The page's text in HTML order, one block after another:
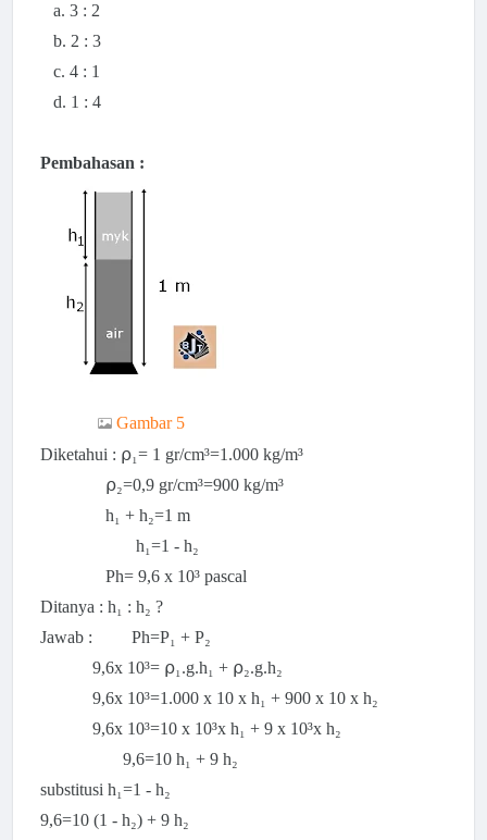
a. 3 : 2
b. 2 : 3
c. 4 : 1
d. 1 : 4
Pembahasan :
Gambar 5
Diketahui : ⍴₁= 1 gr/cm³=1.000 kg/m³
⍴₂=0,9 gr/cm³=900 kg/m³
h₁ + h₂=1 m
h₁=1 - h₂
Ph= 9,6 x 10³ pascal
Ditanya : h₁ : h₂ ?
Jawab : Ph=P₁ + P₂
9,6x 10³= ⍴₁.g.h₁ + ⍴₂.g.h₂
9,6x 10³=1.000 x 10 x h₁ + 900 x 10 x h₂
9,6x 10³=10 x 10³x h₁ + 9 x 10³x h₂
9,6=10 h₁ + 9 h₂
substitusi h₁=1 - h₂
9,6=10 (1 - h₂)+ 9 h₂